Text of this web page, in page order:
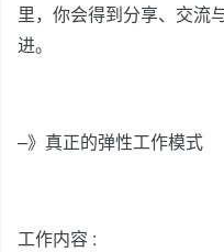
里，你会得到分享、交流
进。
–》真正的弹性工作模式
工作内容 :